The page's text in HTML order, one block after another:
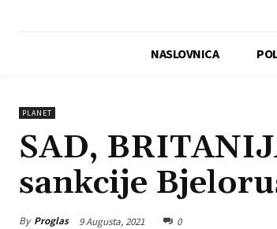
NASLOVNICA
PLANET
SAD,
sankcije
By Proglas 9 Augusta, 2021 0